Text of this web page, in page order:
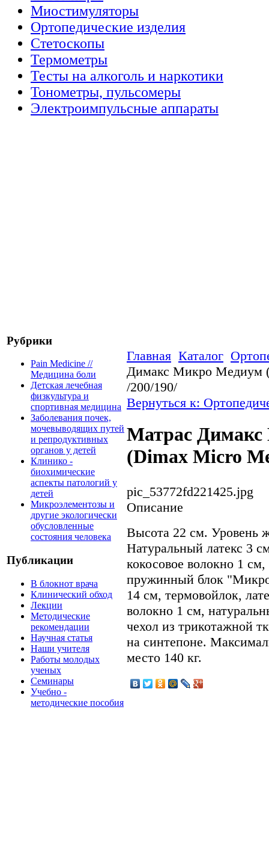
Миостимуляторы
Ортопедические изделия
Стетоскопы
Термометры
Тесты на алкоголь и наркотики
Тонометры, пульсомеры
Электроимпульсные аппараты
Рубрики
Pain Medicine //
Медицина боли
Детская лечебная
физкультура и
спортивная медицина
Заболевания почек,
мочевыводящих путей
и репродуктивных
органов у детей
Клинико -
биохимические
аспекты патологий у
детей
Микроэлементозы и
другие экологически
обусловленные
состояния человека
Публикации
В блокнот врача
Клинический обход
Лекции
Методические
рекомендации
Научная статья
Наши учителя
Работы молодых
ученых
Семинары
Учебно -
методические пособия
Главная Каталог
Димакс Микро Медиум
/200/190/
Вернуться к:
Матрас
(Dimax Micro
pic_53772fd221425.jpg
Описание
Высота 22 см. Уровень
Натуральный латекс 3
кокосовое волокно 1
пружинный блок
14 см, термовойлок,
волокно 1 см,
чехол из трикотажной
на синтепоне.
место 140 кг.